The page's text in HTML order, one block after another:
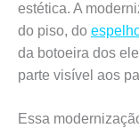
estética. A
do piso, do
da botoeira dos
parte visível aos
Essa